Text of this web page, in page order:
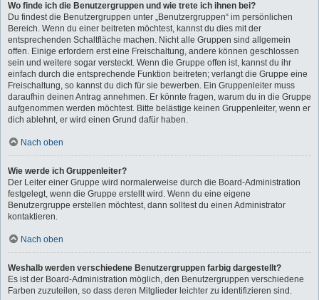
Wo finde ich die Benutzergruppen und wie trete ich ihnen bei?
Du findest die Benutzergruppen unter „Benutzergruppen“ im persönlichen
Bereich. Wenn du einer beitreten möchtest, kannst du dies mit der
entsprechenden Schaltfläche machen. Nicht alle Gruppen sind allgemein
offen. Einige erfordern erst eine Freischaltung, andere können geschlossen
sein und weitere sogar versteckt. Wenn die Gruppe offen ist, kannst du ihr
einfach durch die entsprechende Funktion beitreten; verlangt die Gruppe eine
Freischaltung, so kannst du dich für sie bewerben. Ein Gruppenleiter muss
daraufhin deinen Antrag annehmen. Er könnte fragen, warum du in die Gruppe
aufgenommen werden möchtest. Bitte belästige keinen Gruppenleiter, wenn er
dich ablehnt, er wird einen Grund dafür haben.
Nach oben
Wie werde ich Gruppenleiter?
Der Leiter einer Gruppe wird normalerweise durch die Board-Administration
festgelegt, wenn die Gruppe erstellt wird. Wenn du eine eigene
Benutzergruppe erstellen möchtest, dann solltest du einen Administrator
kontaktieren.
Nach oben
Weshalb werden verschiedene Benutzergruppen farbig dargestellt?
Es ist der Board-Administration möglich, den Benutzergruppen verschiedene
Farben zuzuteilen, so dass deren Mitglieder leichter zu identifizieren sind.